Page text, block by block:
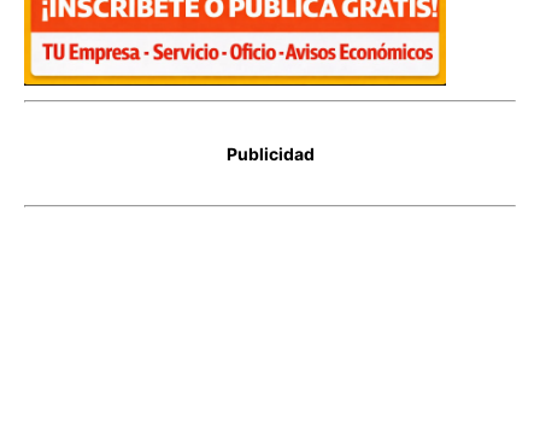
Publicidad